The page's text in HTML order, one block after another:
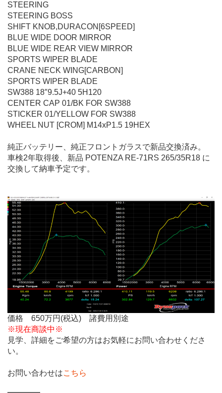
STEERING
STEERING BOSS
SHIFT KNOB,DURACON[6SPEED]
BLUE WIDE DOOR MIRROR
BLUE WIDE REAR VIEW MIRROR
SPORTS WIPER BLADE
CRANE NECK WING[CARBON]
SPORTS WIPER BLADE
SW388 18″9.5J+40 5H120
CENTER CAP 01/BK FOR SW388
STICKER 01/YELLOW FOR SW388
WHEEL NUT [CROM] M14xP1.5 19HEX
純正バッテリー、純正フロントガラスで新品交換済み。
車検2年取得後、新品 POTENZA RE-71RS 265/35R18 に
交換して納車予定です。
価格 650万円(税込) 諸費用別途
※現在商談中※
見学、詳細をご希望の方はお気軽にお問い合わせくださ
い。
お問い合わせはこちら